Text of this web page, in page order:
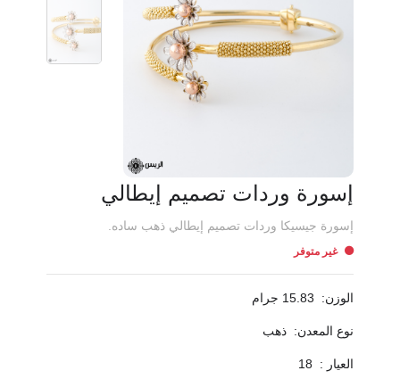
إسورة وردات تصميم إيطالي
إسورة جيسيكا وردات تصميم إيطالي ذهب ساده.
غير متوفر
الوزن: 15.83 جرام
نوع المعدن: ذهب
العيار : 18